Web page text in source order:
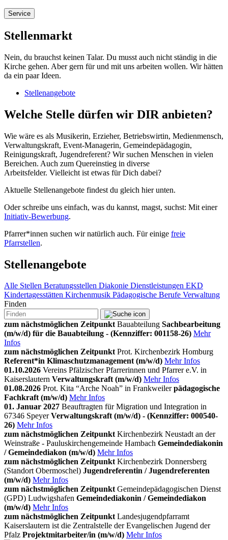
Service
Stellenmarkt
Nein, du brauchst keinen Talar. Du musst auch nicht ständig in die
Kirche gehen. Aber gern für und mit uns arbeiten wollen. Wir hätten
da ein paar Ideen.
Stellenangebote
Welche Stelle dürfen wir DIR anbieten?
Wie wäre es als Musikerin, Erzieher, Betriebswirtin, Medienmensch,
Verwaltungskraft, Event-Managerin, Gemeindepädagogin,
Reinigungskraft, Jugendreferent? Wir suchen Menschen in vielen
Bereichen. Auch zum Quereinstieg in diverse
Arbeitsfelder. Vielleicht ist etwas für Dich dabei?
Aktuelle Stellenangebote findest du gleich hier unten.
Oder schreibe uns einfach, was du kannst, magst, suchst: Mit einer
Initiativ-Bewerbung.
Pfarrer*innen suchen wir natürlich auch. Für einige freie
Pfarrstellen.
Stellenangebote
Alle Stellen Beratungsstellen Diakonie Dienstleistungen EKD
Kindertagesstätten Kirchenmusik Pädagogische Berufe Verwaltung
Finden
zum nächstmöglichen ZeitpunktBauabteilung Sachbearbeitung
(m/w/d) für die Bauabteilung - (Kennziffer: 001158-26) Mehr
Infos
zum nächstmöglichen ZeitpunktProt. Kirchenbezirk Homburg
Referent*in Klimaschutzmanagement (m/w/d) Mehr Infos
01.10.2026 Vereins Pfälzischer Pfarrerinnen und Pfarrer e.V. in
Kaiserslautern Verwaltungskraft (m/w/d) Mehr Infos
01.08.2026 Prot. Kita “Arche Noah” in Frankweiler pädagogische
Fachkraft (m/w/d) Mehr Infos
01. Januar 2027 Beauftragten für Migration und Integration in
67346 Speyer Verwaltungskraft (m/w/d) - (Kennziffer: 000540-
26) Mehr Infos
zum nächstmöglichen ZeitpunktKirchenbezirk Neustadt an der
Weinstraße - Pauluskirchengemeinde Hambach Gemeindediakonin
/ Gemeindediakon (m/w/d) Mehr Infos
zum nächstmöglichen ZeitpunktKirchenbezirk Donnersberg
(Standort Obermoschel) Jugendreferentin / Jugendreferenten
(m/w/d) Mehr Infos
zum nächstmöglichen ZeitpunktGemeindepädagogischen Dienst
(GPD) Ludwigshafen Gemeindediakonin / Gemeindediakon
(m/w/d) Mehr Infos
zum nächstmöglichen ZeitpunktLandesjugendpfarramt
Kaiserslautern ist die Zentralstelle der Evangelischen Jugend der
Pfalz Projektmitarbeiter/in (m/w/d) Mehr Infos